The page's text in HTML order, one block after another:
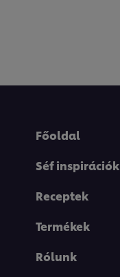
Főoldal
Séf inspirációk
Receptek
Termékek
Rólunk